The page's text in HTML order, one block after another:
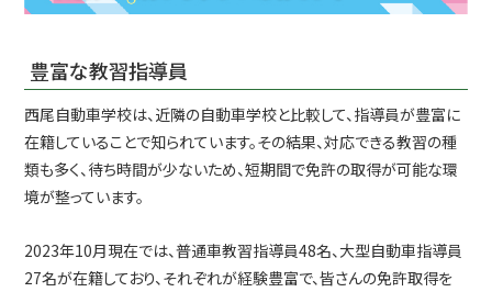
学校案内
教習料金
アクセス
資料請求・問い合わせ
豊富な教習指導員
西尾自動車学校は、近隣の自動車学校と比較して、指導員が豊富に
在籍していることで知られています。その結果、対応できる教習の種
類も多く、待ち時間が少ないため、短期間で免許の取得が可能な環
境が整っています。
2023年10月現在では、普通車教習指導員48名、大型自動車指導員
27名が在籍しており、それぞれが経験豊富で、皆さんの免許取得を